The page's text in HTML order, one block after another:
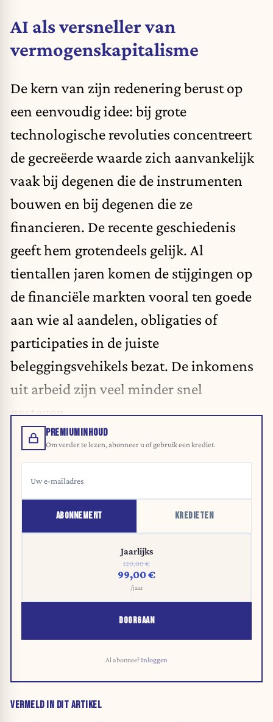
AI als versneller van
vermogenskapitalisme
De kern van zijn redenering berust op
een eenvoudig idee: bij grote
technologische revoluties concentreert
de gecreëerde waarde zich aanvankelijk
vaak bij degenen die de instrumenten
bouwen en bij degenen die ze
financieren. De recente geschiedenis
geeft hem grotendeels gelijk. Al
tientallen jaren komen de stijgingen op
de financiële markten vooral ten goede
aan wie al aandelen, obligaties of
participaties in de juiste
beleggingsvehikels bezat. De inkomens
uit arbeid zijn veel minder snel
gestegen.
PREMIUMINHOUD
Om verder te lezen, abonneer u of gebruik een krediet.
ABONNEMENT KREDIETEN
Jaarlijks
120,00 €
99,00 €
/jaar
DOORGAAN
Al abonnee?Inloggen
VERMELD IN DIT ARTIKEL